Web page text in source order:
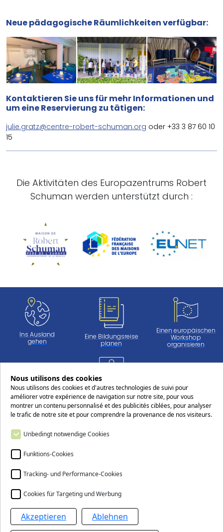
Neue pädagogische Räumlichkeiten verfügbar:
Kontaktieren Sie uns für mehr Informationen und
um eine Reservierung zu tätigen:
julie.gratz@centre-robert-schuman.org oder +33 3 87 60 10
15
Die Aktivitäten des Europazentrums Robert
Schuman werden unterstützt durch :
Ins Ausland
gehen
Eine Bildungsreise
planen
Einen europäischen
Workshop
organisieren
Arbeiten
beim CERS
Folgen Sie uns in den sozialen Netzwerken!
Kontakt
Das Centre européen Robert Schuman (CERS)
Nous utilisons des cookies
Nous utilisons des cookies et d'autres technologies de suivi pour
améliorer votre expérience de navigation sur notre site, pour vous
montrer un contenu personnalisé et des publicités ciblées, pour analyser
le trafic de notre site et pour comprendre la provenance de nos visiteurs.
Unbedingt notwendige Cookies
Funktions-Cookies
Tracking- und Performance-Cookies
Cookies für Targeting und Werbung
Akzeptieren Ablehnen